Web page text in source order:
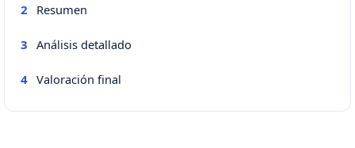
2 Resumen
3 Análisis detallado
4 Valoración final